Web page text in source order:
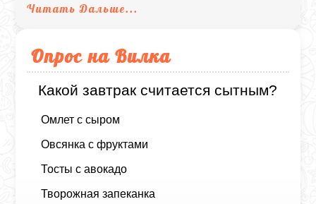
Читать Дальше...
Опрос на Вилка
Какой завтрак считается сытным?
Омлет с сыром
Овсянка с фруктами
Тосты с авокадо
Творожная запеканка